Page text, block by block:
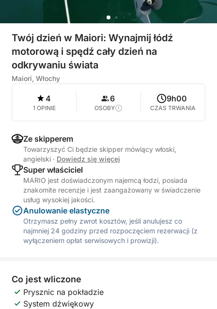
Twój dzień w Maiori: Wynajmij łódź
motorową i spędź cały dzień na
odkrywaniu świata
Maiori, Włochy
4
1 OPINIE
6
OSOBY
9h00
CZAS TRWANIA
Ze skipperem
Towarzyszyć Ci będzie skipper mówiący włoski,
angielski · Dowiedz się więcej
Super właściciel
MARIO jest doświadczonym najemcą łodzi, posiada
znakomite recenzje i jest zaangażowany w świadczenie
usług wysokiej jakości.
Anulowanie elastyczne
Otrzymasz pełny zwrot kosztów, jeśli anulujesz co
najmniej 24 godziny przed rozpoczęciem rezerwacji (z
wyłączeniem opłat serwisowych i prowizji).
Co jest wliczone
Prysznic na pokładzie
System dźwiękowy